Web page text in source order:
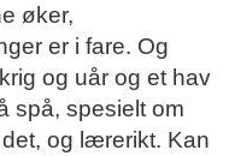
øker,
er i fare. Og
og uår og et hav
spå, spesielt om
og lærerikt. Kan